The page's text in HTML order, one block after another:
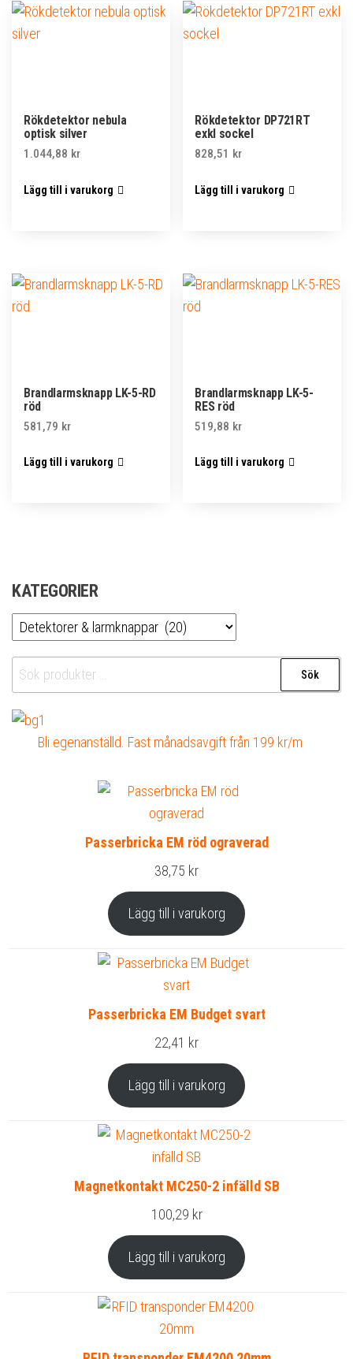
Rökdetektor nebula
optisk silver
1.044,88 kr
Lägg till i varukorg
Rökdetektor DP721RT
exkl sockel
828,51 kr
Lägg till i varukorg
Brandlarmsknapp LK-5-RD
röd
581,79 kr
Lägg till i varukorg
Brandlarmsknapp LK-5-
RES röd
519,88 kr
Lägg till i varukorg
KATEGORIER
Sök
efter:
Sök
Bli egenanställd. Fast månadsavgift från 199 kr/m
Passerbricka EM röd ograverad
38,75 kr
Lägg till i varukorg
Passerbricka EM Budget svart
22,41 kr
Lägg till i varukorg
Magnetkontakt MC250-2 infälld SB
100,29 kr
Lägg till i varukorg